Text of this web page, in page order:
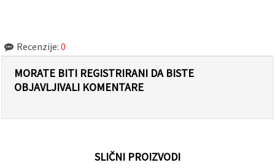
Recenzije: 0
MORATE BITI REGISTRIRANI DA BISTE
OBJAVLJIVALI KOMENTARE
SLIČNI PROIZVODI